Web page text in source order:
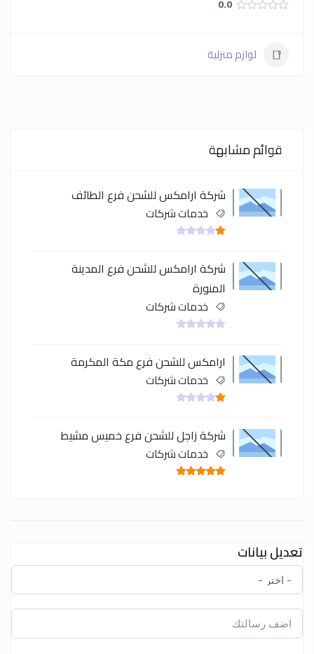
0.0
لوازم منزلية
قوائم مشابهة
شركة ارامكس للشحن فرع الطائف
خدمات شركات
شركة ارامكس للشحن فرع المدينة
المنورة
خدمات شركات
ارامكس للشحن فرع مكة المكرمة
خدمات شركات
شركة زاجل للشحن فرع خميس مشيط
خدمات شركات
تعديل بيانات